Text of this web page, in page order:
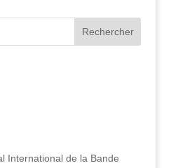
International de la Bande